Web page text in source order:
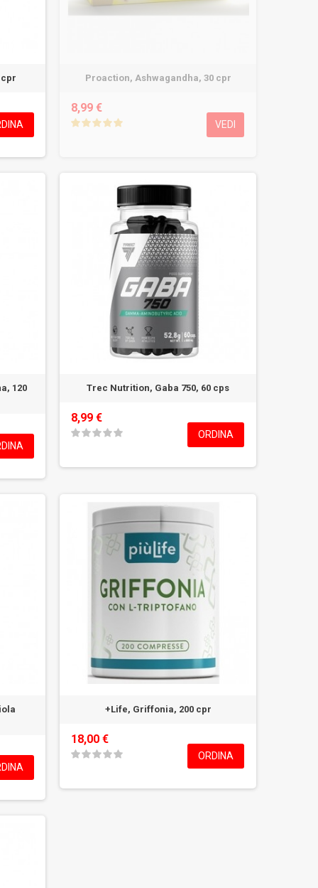
cpr Proaction, Ashwagandha, 30 cpr
8,99 €
VEDI
120
Trec Nutrition, Gaba 750, 60 cps
8,99 €
ORDINA
+Life, Griffonia, 200 cpr
18,00 €
ORDINA